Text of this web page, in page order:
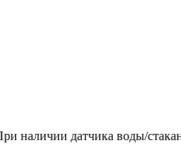
наличии датчика воды/